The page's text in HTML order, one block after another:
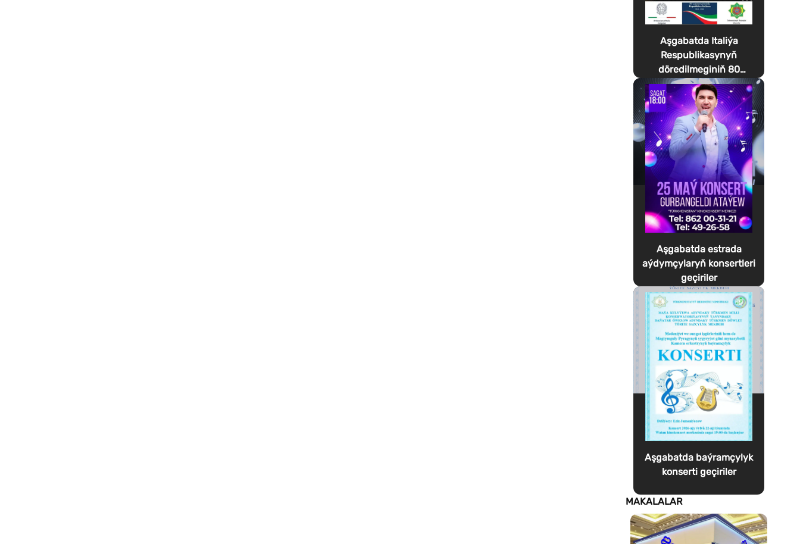
Aşgabatda Italiýa
Respublikasynyň
döredilmeginiň 80
ýyllygyna bagyşlanan
Festa della Musica
geçirilýär
Aşgabatda estrada
aýdymçylaryň konsertleri
geçiriler
Aşgabatda baýramçylyk
konserti geçiriler
MAKALALAR